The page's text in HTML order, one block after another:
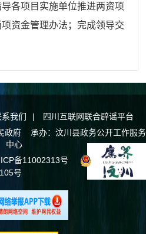
各项目实施单位推进两资项
资金管理办法；完成领导交
我们 |
四川互联网联合辟谣平台
政府 承办：汶川县政务公开工作服务
中心
备11002313号
川公网安备
号